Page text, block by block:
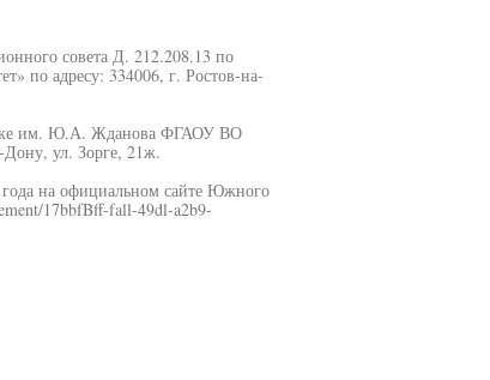
совета Д. 212.208.13 по
по адресу: 334006, г. Ростов-на-
им. Ю.А. Жданова ФГАОУ ВО
ул. Зорге, 21ж.
года на официальном сайте Южного
17bbfBff-fall-49dl-a2b9-